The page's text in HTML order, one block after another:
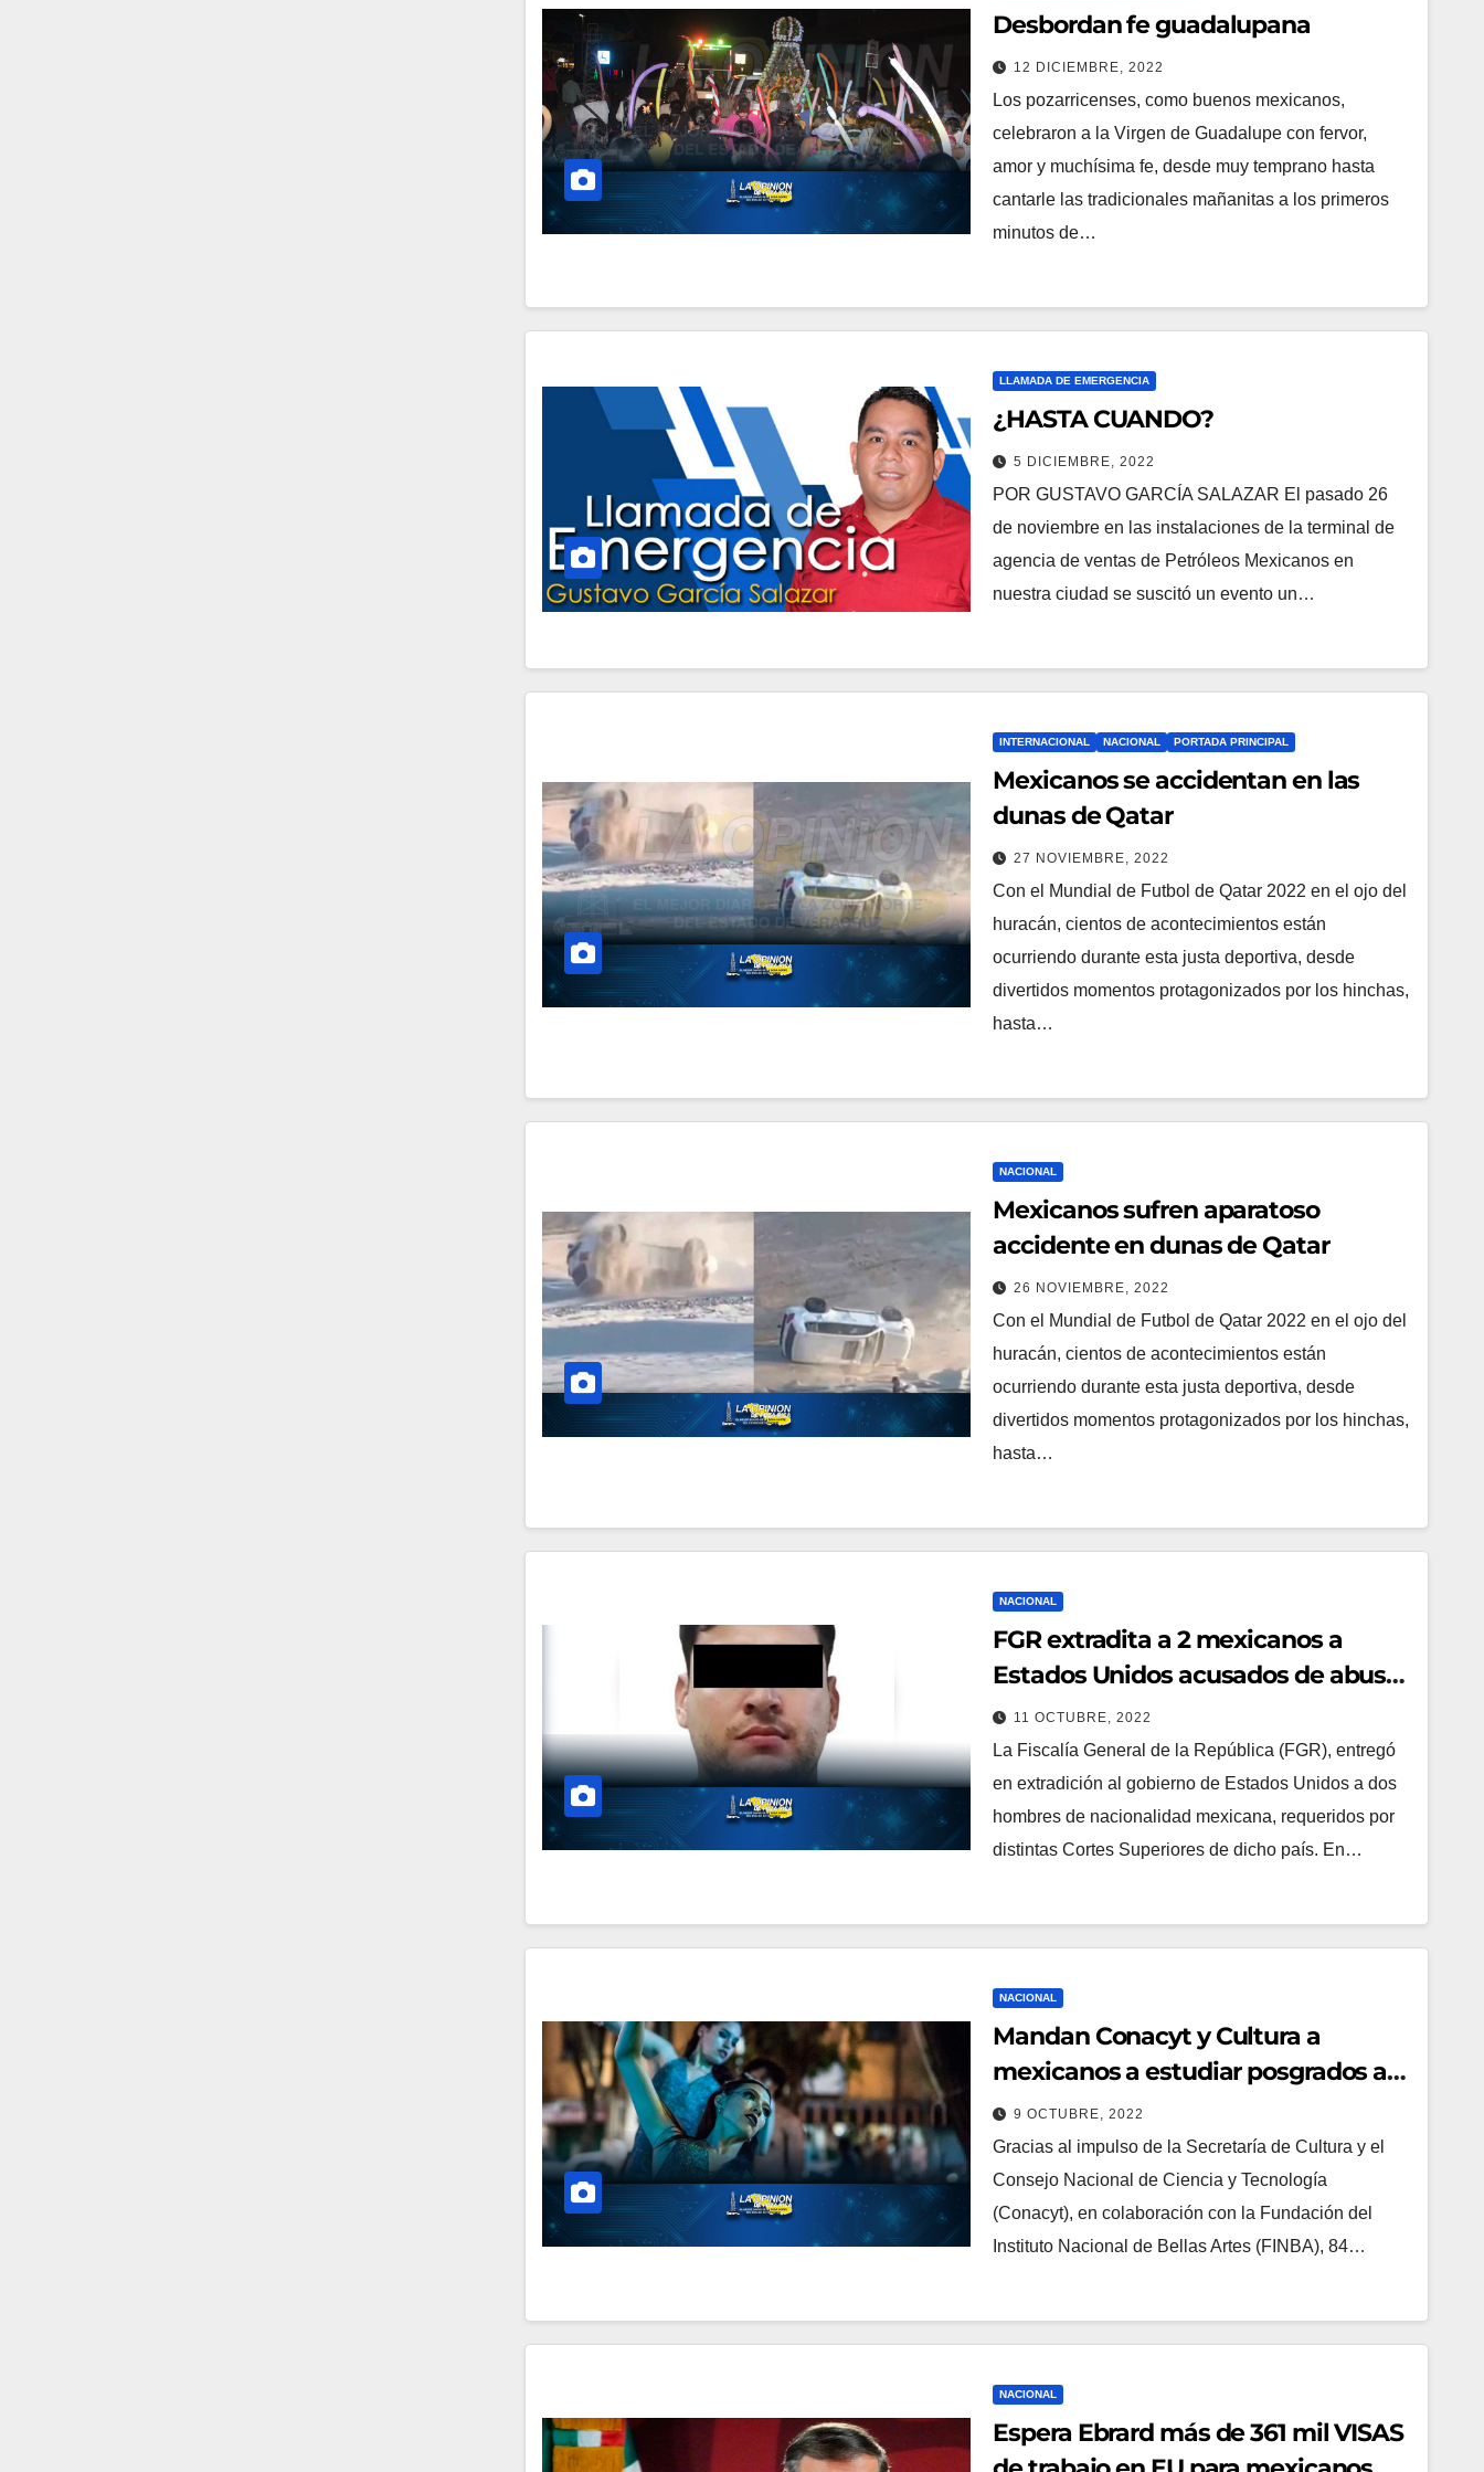
Desbordan fe guadalupana
12 DICIEMBRE, 2022
Los pozarricenses, como buenos mexicanos,
celebraron a la Virgen de Guadalupe con fervor,
amor y muchísima fe, desde muy temprano hasta
cantarle las tradicionales mañanitas a los primeros
minutos de…
LLAMADA DE EMERGENCIA
¿HASTA CUANDO?
5 DICIEMBRE, 2022
POR GUSTAVO GARCÍA SALAZAR El pasado 26
de noviembre en las instalaciones de la terminal de
agencia de ventas de Petróleos Mexicanos en
nuestra ciudad se suscitó un evento un…
INTERNACIONAL NACIONAL PORTADA PRINCIPAL
Mexicanos se accidentan en las
dunas de Qatar
27 NOVIEMBRE, 2022
Con el Mundial de Futbol de Qatar 2022 en el ojo del
huracán, cientos de acontecimientos están
ocurriendo durante esta justa deportiva, desde
divertidos momentos protagonizados por los hinchas,
hasta…
NACIONAL
Mexicanos sufren aparatoso
accidente en dunas de Qatar
26 NOVIEMBRE, 2022
Con el Mundial de Futbol de Qatar 2022 en el ojo del
huracán, cientos de acontecimientos están
ocurriendo durante esta justa deportiva, desde
divertidos momentos protagonizados por los hinchas,
hasta…
NACIONAL
FGR extradita a 2 mexicanos a
Estados Unidos acusados de abuso
sexual
11 OCTUBRE, 2022
La Fiscalía General de la República (FGR), entregó
en extradición al gobierno de Estados Unidos a dos
hombres de nacionalidad mexicana, requeridos por
distintas Cortes Superiores de dicho país. En…
NACIONAL
Mandan Conacyt y Cultura a
mexicanos a estudiar posgrados al
extranjero
9 OCTUBRE, 2022
Gracias al impulso de la Secretaría de Cultura y el
Consejo Nacional de Ciencia y Tecnología
(Conacyt), en colaboración con la Fundación del
Instituto Nacional de Bellas Artes (FINBA), 84…
NACIONAL
Espera Ebrard más de 361 mil VISAS